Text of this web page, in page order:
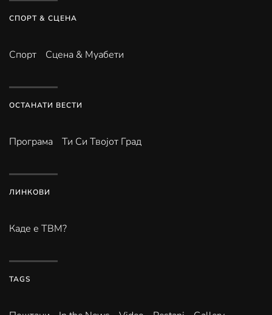
СПОРТ & СЦЕНА
Спорт Сцена & Муабети
ОСТАНАТИ ВЕСТИ
Програма Ти Си Твојот Град
ЛИНКОВИ
Каде е ТВМ?
TAGS